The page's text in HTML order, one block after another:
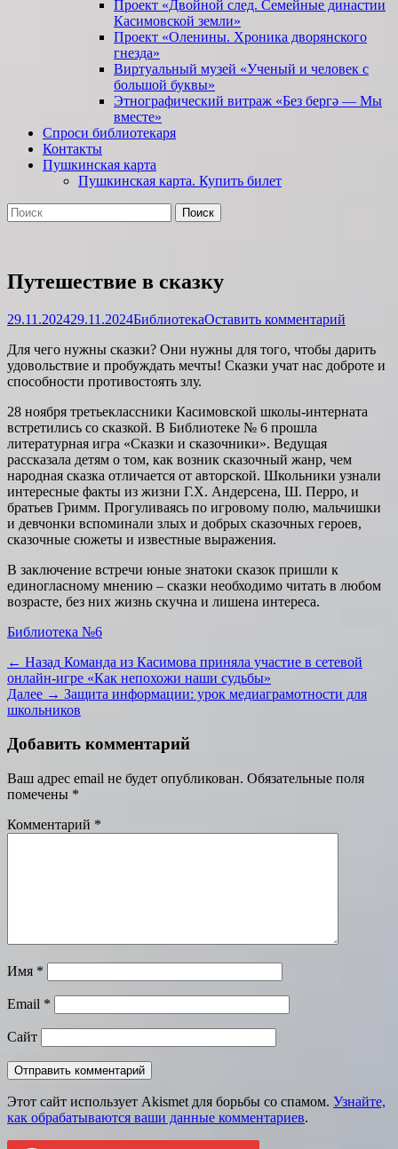
Проект «Двойной след. Семейные династии
Касимовской земли»
Проект «Оленины. Хроника дворянского
гнезда»
Виртуальный музей «Ученый и человек с
большой буквы»
Этнографический витраж «Без бергə — Мы
вместе»
Спроси библиотекаря
Контакты
Пушкинская карта
Пушкинская карта. Купить билет
Поиск
Найти:
Путешествие в сказку
Опубликовано
29.11.202429.11.2024Автор
БиблиотекаОставить комментарий
Для чего нужны сказки? Они нужны для того, чтобы дарить
удовольствие и пробуждать мечты! Сказки учат нас доброте и
способности противостоять злу.
28 ноября третьеклассники Касимовской школы-интерната
встретились со сказкой. В Библиотеке № 6 прошла
литературная игра «Сказки и сказочники». Ведущая
рассказала детям о том, как возник сказочный жанр, чем
народная сказка отличается от авторской. Школьники узнали
интересные факты из жизни Г.Х. Андерсена, Ш. Перро, и
братьев Гримм. Прогуливаясь по игровому полю, мальчишки
и девчонки вспоминали злых и добрых сказочных героев,
сказочные сюжеты и известные выражения.
В заключение встречи юные знатоки сказок пришли к
единогласному мнению – сказки необходимо читать в любом
возрасте, без них жизнь скучна и лишена интереса.
Категории
Библиотека №6
Навигация
по
записям
← Назад Предыдущая
запись:
Команда из Касимова приняла участие в сетевой
онлайн-игре «Как непохожи наши судьбы»
Далее → Следующая
запись:
Защита информации: урок медиаграмотности для
школьников
Добавить комментарий
Ваш адрес email не будет опубликован. Обязательные поля
помечены *
Комментарий *
Имя *
Email *
Сайт
Этот сайт использует Akismet для борьбы со спамом. Узнайте,
как обрабатываются ваши данные комментариев.